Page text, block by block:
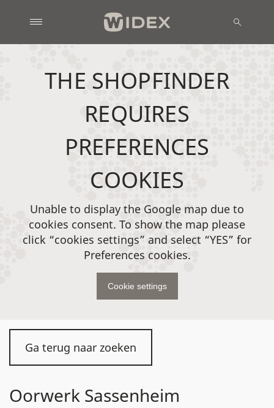
Ga terug naar zoeken
Oorwerk Sassenheim
THE SHOPFINDER
REQUIRES
PREFERENCES
COOKIES
Unable to display the Google map due to
cookies consent. To show the map please
click “cookies settings” and select “YES” for
Preferences cookies.
Cookie settings